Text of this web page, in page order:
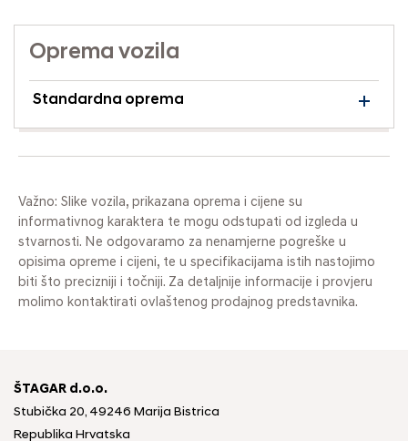
Oprema vozila
Standardna oprema
Važno: Slike vozila, prikazana oprema i cijene su
informativnog karaktera te mogu odstupati od izgleda u
stvarnosti. Ne odgovaramo za nenamjerne pogreške u
opisima opreme i cijeni, te u specifikacijama istih nastojimo
biti što precizniji i točniji. Za detaljnije informacije i provjeru
molimo kontaktirati ovlaštenog prodajnog predstavnika.
ŠTAGAR d.o.o.
Stubička 20, 49246 Marija Bistrica
Republika Hrvatska